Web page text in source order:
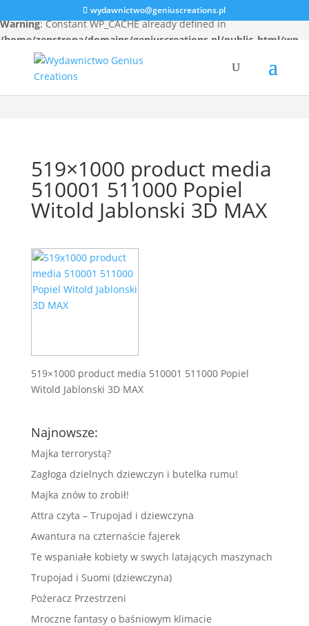
Warning: Constant WP_CACHE already defined in
/home/zenstrona/domains/geniuscreations.pl/public_html/wp-
config.phpon line94
wydawnictwo@geniuscreations.pl
519×1000 product media
510001 511000 Popiel
Witold Jablonski 3D MAX
519×1000 product media 510001 511000 Popiel
Witold Jablonski 3D MAX
Najnowsze:
Majka terrorystą?
Zagłoga dzielnych dziewczyn i butelka rumu!
Majka znów to zrobił!
Attra czyta – Trupojad i dziewczyna
Awantura na czternaście fajerek
Te wspaniałe kobiety w swych latających maszynach
Trupojad i Suomi (dziewczyna)
Pożeracz Przestrzeni
Mroczne fantasy o baśniowym klimacie